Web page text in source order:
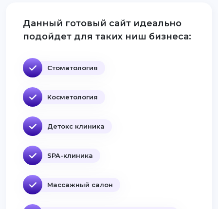
Данный готовый сайт идеально
подойдет для таких ниш бизнеса:
Стоматология
Косметология
Детокс клиника
SPA-клиника
Массажный салон